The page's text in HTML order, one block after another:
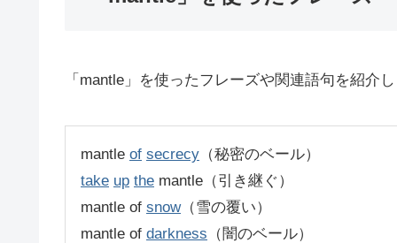
「mantle」を使ったフレーズや関連語句を紹介
mantle of secrecy （秘密のベール）
take up the mantle（引き継ぐ）
mantle of snow（雪の覆い）
mantle of darkness （闇のベール）